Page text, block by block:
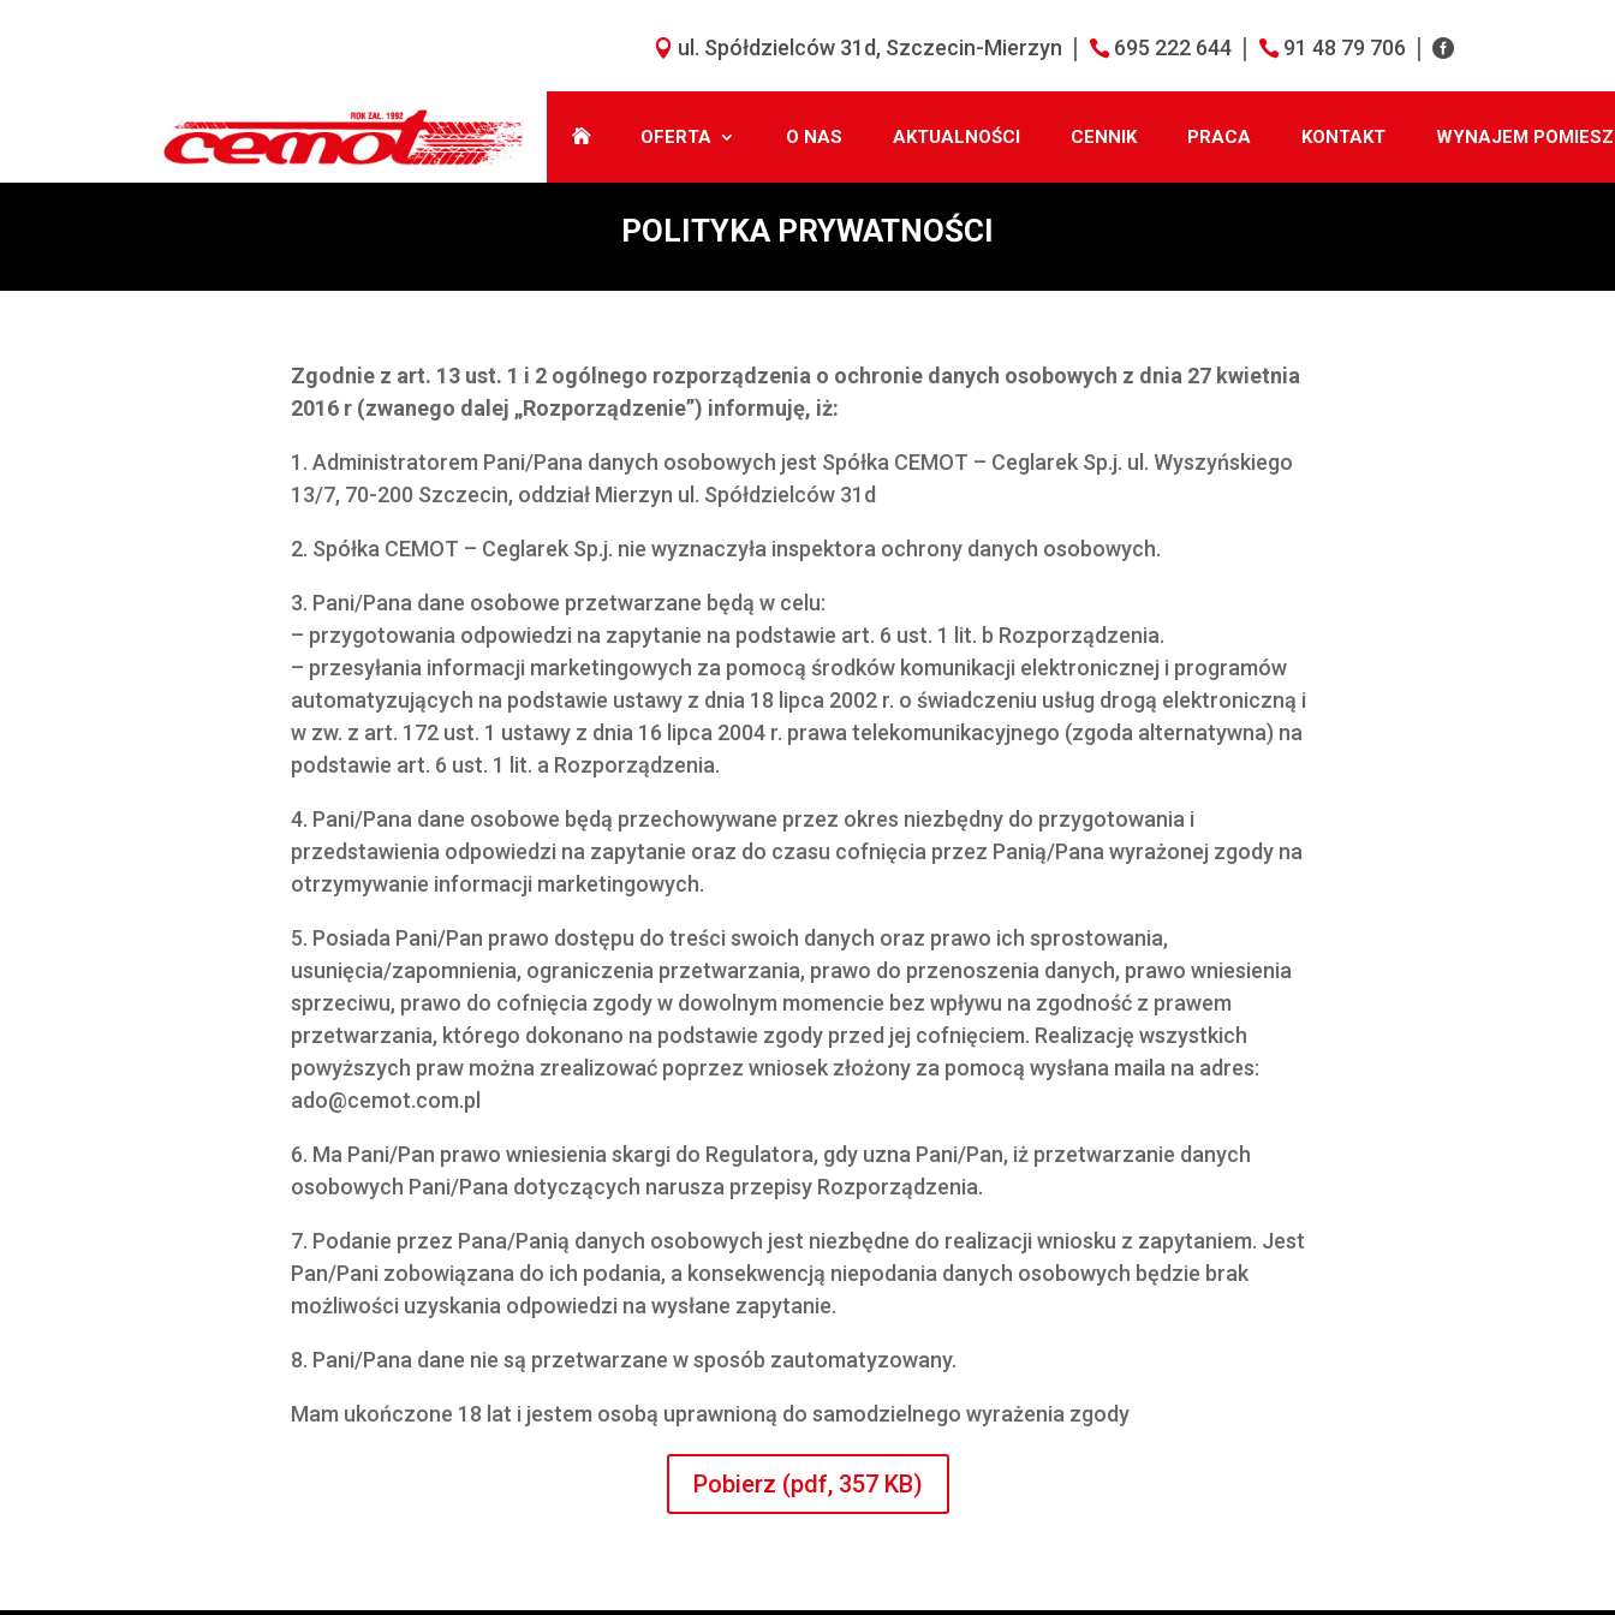
ul. Spółdzielców 31d, Szczecin-Mierzyn 695 222 644 91 48 79 706
OFERTA O NAS AKTUALNOŚCI CENNIK PRACA KONTAKT WYNAJEM
POLITYKA PRYWATNOŚCI
Zgodnie z art. 13 ust. 1 i 2 ogólnego rozporządzenia o ochronie danych osobowych z dnia 27 kwietnia
2016 r (zwanego dalej „Rozporządzenie”) informuję, iż:
1. Administratorem Pani/Pana danych osobowych jest Spółka CEMOT – Ceglarek Sp.j. ul. Wyszyńskiego
13/7, 70-200 Szczecin, oddział Mierzyn ul. Spółdzielców 31d
2. Spółka CEMOT – Ceglarek Sp.j. nie wyznaczyła inspektora ochrony danych osobowych.
3. Pani/Pana dane osobowe przetwarzane będą w celu:
– przygotowania odpowiedzi na zapytanie na podstawie art. 6 ust. 1 lit. b Rozporządzenia.
– przesyłania informacji marketingowych za pomocą środków komunikacji elektronicznej i programów
automatyzujących na podstawie ustawy z dnia 18 lipca 2002 r. o świadczeniu usług drogą elektroniczną i
w zw. z art. 172 ust. 1 ustawy z dnia 16 lipca 2004 r. prawa telekomunikacyjnego (zgoda alternatywna) na
podstawie art. 6 ust. 1 lit. a Rozporządzenia.
4. Pani/Pana dane osobowe będą przechowywane przez okres niezbędny do przygotowania i
przedstawienia odpowiedzi na zapytanie oraz do czasu cofnięcia przez Panią/Pana wyrażonej zgody na
otrzymywanie informacji marketingowych.
5. Posiada Pani/Pan prawo dostępu do treści swoich danych oraz prawo ich sprostowania,
usunięcia/zapomnienia, ograniczenia przetwarzania, prawo do przenoszenia danych, prawo wniesienia
sprzeciwu, prawo do cofnięcia zgody w dowolnym momencie bez wpływu na zgodność z prawem
przetwarzania, którego dokonano na podstawie zgody przed jej cofnięciem. Realizację wszystkich
powyższych praw można zrealizować poprzez wniosek złożony za pomocą wysłana maila na adres:
ado@cemot.com.pl
6. Ma Pani/Pan prawo wniesienia skargi do Regulatora, gdy uzna Pani/Pan, iż przetwarzanie danych
osobowych Pani/Pana dotyczących narusza przepisy Rozporządzenia.
7. Podanie przez Pana/Panią danych osobowych jest niezbędne do realizacji wniosku z zapytaniem. Jest
Pan/Pani zobowiązana do ich podania, a konsekwencją niepodania danych osobowych będzie brak
możliwości uzyskania odpowiedzi na wysłane zapytanie.
8. Pani/Pana dane nie są przetwarzane w sposób zautomatyzowany.
Mam ukończone 18 lat i jestem osobą uprawnioną do samodzielnego wyrażenia zgody
Pobierz (pdf, 357 KB)